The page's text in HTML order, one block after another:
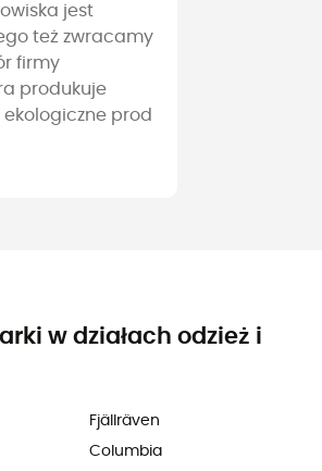
jest
też zwracamy
firmy
produkuje
prod
w działach odzież i
Fjällräven
Columbia